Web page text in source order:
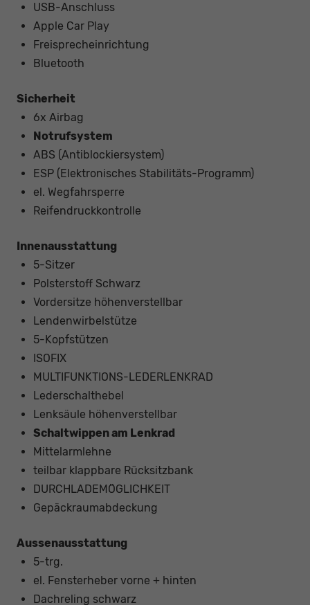
USB-Anschluss
Apple Car Play
Freisprecheinrichtung
Bluetooth
Sicherheit
6x Airbag
Notrufsystem
ABS (Antiblockiersystem)
ESP (Elektronisches Stabilitäts-Programm)
el. Wegfahrsperre
Reifendruckkontrolle
Innenausstattung
5-Sitzer
Polsterstoff Schwarz
Vordersitze höhenverstellbar
Lendenwirbelstütze
5-Kopfstützen
ISOFIX
MULTIFUNKTIONS-LEDERLENKRAD
Lederschalthebel
Lenksäule höhenverstellbar
Schaltwippen am Lenkrad
Mittelarmlehne
teilbar klappbare Rücksitzbank
DURCHLADEMÖGLICHKEIT
Gepäckraumabdeckung
Aussenausstattung
5-trg.
el. Fensterheber vorne + hinten
Dachreling schwarz